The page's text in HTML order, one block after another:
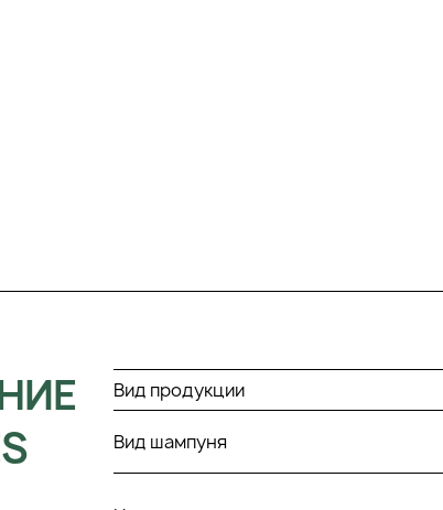
Вид продукции
Вид шампуня